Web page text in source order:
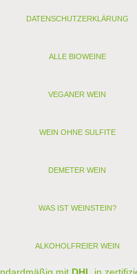
DATENSCHUTZERKLÄRUNG
ALLE BIOWEINE
VEGANER WEIN
WEIN OHNE SULFITE
DEMETER WEIN
WAS IST WEINSTEIN?
ALKOHOLFREIER WEIN